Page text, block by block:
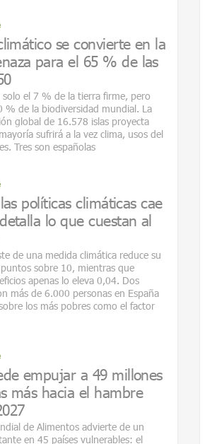
se convierte en la
para el 65 % de las
solo el 7 % de la tierra firme, pero
% de la biodiversidad mundial. La
global de 16.578 islas proyecta
sufrirá a la vez clima, usos del
Tres son españolas
políticas climáticas cae
lo que cuestan al
de una medida climática reduce su
sobre 10, mientras que
apenas lo eleva 0,04. Dos
más de 6.000 personas en España
los más pobres como el factor
empujar a 49 millones
más hacia el hambre
de Alimentos advierte de un
en 45 países vulnerables: el